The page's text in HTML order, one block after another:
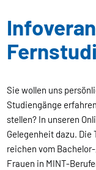
Sie wollen uns
Studiengänge
stellen? In unseren
Gelegenheit dazu.
reichen vom
Frauen in MINT-